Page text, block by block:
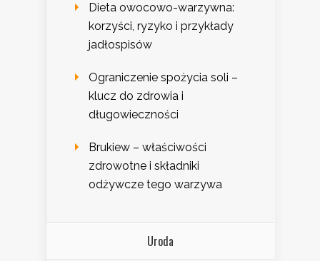
Dieta owocowo-warzywna:
korzyści, ryzyko i przykłady
jadłospisów
Ograniczenie spożycia soli –
klucz do zdrowia i
długowieczności
Brukiew – właściwości
zdrowotne i składniki
odżywcze tego warzywa
Uroda